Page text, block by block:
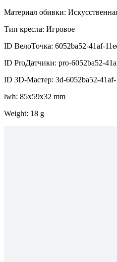
Материал обивки:
Тип кресла: Игровое
ID ВелоТочка: 6052ba52-41af-
ID ProДатчики: pro-6052ba52-
ID 3D-Мастер: 3d-6052ba52-
lwh: 85x59x32 mm
Weight: 18 g